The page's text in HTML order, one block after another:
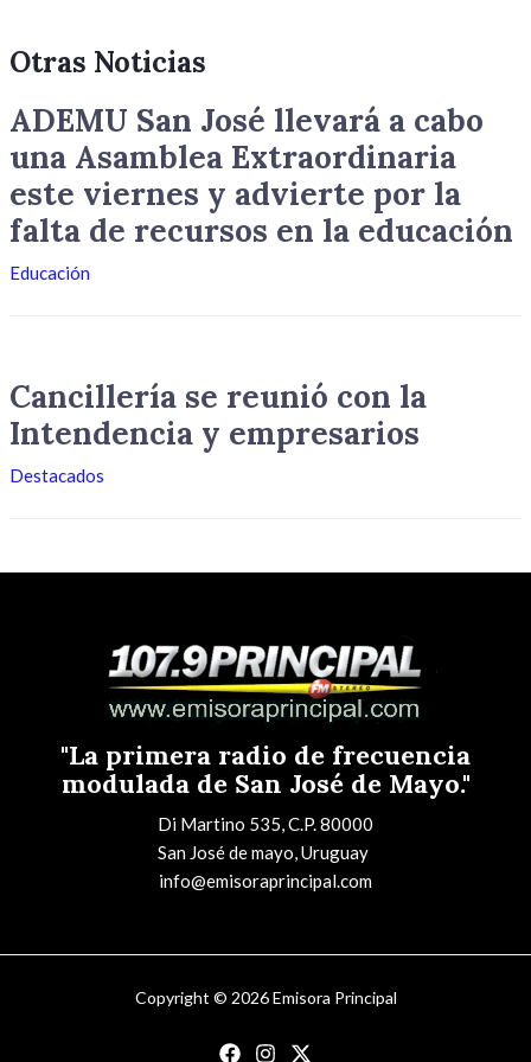
Otras Noticias
ADEMU San José llevará a cabo
una Asamblea Extraordinaria
este viernes y advierte por la
falta de recursos en la educación
Educación
Cancillería se reunió con la
Intendencia y empresarios
Destacados
"La primera radio de frecuencia
modulada de San José de Mayo."
Di Martino 535, C.P. 80000
San José de mayo, Uruguay
info@emisoraprincipal.com
Copyright © 2026 Emisora Principal